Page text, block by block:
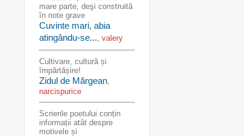
mare parte, deşi construită
în note grave
Cuvinte mari, abia
atingându-se..., valery
Cultivare, cultură și
împărtășire!
Zidul de Mărgean,
narcispurice
Scrierile poetului conțin
informații atât despre
motivele și